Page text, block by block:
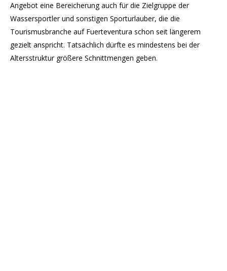
Angebot eine Bereicherung auch für die Zielgruppe der
Wassersportler und sonstigen Sporturlauber, die die
Tourismusbranche auf Fuerteventura schon seit längerem
gezielt anspricht. Tatsächlich dürfte es mindestens bei der
Altersstruktur größere Schnittmengen geben.